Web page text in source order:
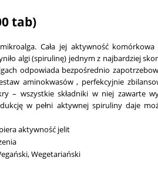
tab)
Cała jej aktywność
algi (spirulinę) jednym z najbardziej
odpowiada bezpośrednio
aminokwasów , perfekcyjnie
– wszystkie składniki w niej zawarte
w pełni aktywnej spiruliny daje
aktywność jelit
Wegetariański